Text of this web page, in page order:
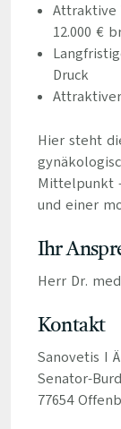
Attraktive
12.000 €
Druck
Hier steht
Mittelpunkt
und einer
Ihr
Herr Dr.
Kontakt
Sanovetis I
Senator-
77654